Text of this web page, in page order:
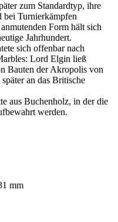
zum Standardtyp, ihre
bei Turnierkämpfen
Form hält sich
Jahrhundert.
sich offenbar nach
Lord Elgin ließ
Bauten der Akropolis von
an das Britische
aus Buchenholz, in der die
werden.
mm